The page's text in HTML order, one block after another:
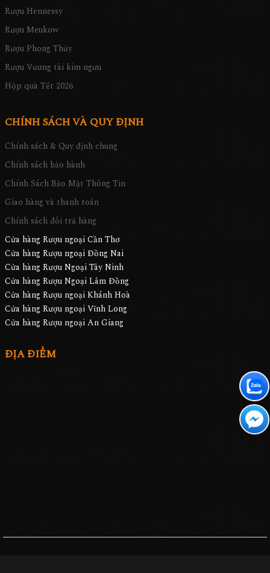
Rượu Hennessy
Rượu Meukow
Rượu Phong Thủy
Rượu Vương tài kim ngưu
Hộp quà Tết 2026
CHÍNH SÁCH VÀ QUY ĐỊNH
Chính sách & Quy định chung
Chính sách bảo hành
Chính Sách Bảo Mật Thông Tin
Giao hàng và thanh toán
Chính sách đổi trả hàng
Cửa hàng Rượu ngoại Cần Thơ
Cửa hàng Rượu ngoại Đồng Nai
Cửa hàng Rượu Ngoại Tây Ninh
Cửa hàng Rượu Ngoại Lâm Đồng
Cửa hàng Rượu ngoại Khánh Hoà
Cửa hàng Rượu ngoại Vĩnh Long
Cửa hàng Rượu ngoại An Giang
ĐỊA ĐIỂM